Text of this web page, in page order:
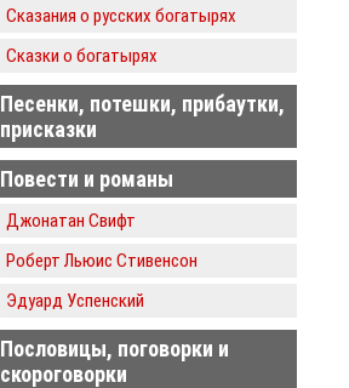
Сказания о русских богатырях
Сказки о богатырях
Песенки, потешки, прибаутки,
присказки
Повести и романы
Джонатан Свифт
Роберт Льюис Стивенсон
Эдуард Успенский
Пословицы, поговорки и
скороговорки